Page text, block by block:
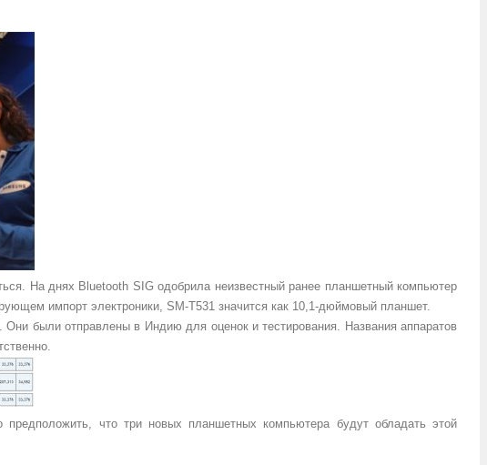
На днях Bluetooth SIG одобрила неизвестный ранее планшетный компьютер
импорт электроники, SM-T531 значится как 10,1-дюймовый планшет.
были отправлены в Индию для оценок и тестирования. Названия аппаратов
что три новых планшетных компьютера будут обладать этой